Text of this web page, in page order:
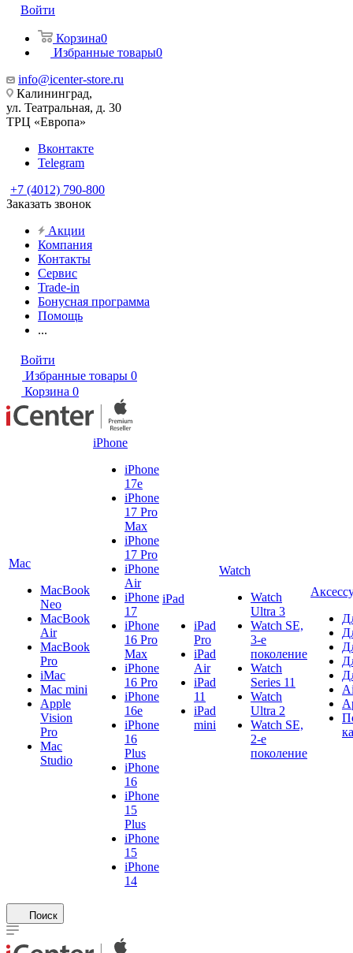
Войти
Корзина0
Избранные товары0
info@icenter-store.ru
Калининград,
ул. Театральная, д. 30
ТРЦ «Европа»
Вконтакте
Telegram
+7 (4012) 790-800
Заказать звонок
Акции
Компания
Контакты
Сервис
Trade-in
Бонусная программа
Помощь
...
Войти
Избранные товары 0
Корзина 0
Mac
MacBook
Neo
MacBook
Air
MacBook
Pro
iMac
Mac mini
Apple
Vision
Pro
Mac
Studio
iPhone
iPhone
17e
iPhone
17 Pro
Max
iPhone
17 Pro
iPhone
Air
iPhone
17
iPhone
16 Pro
Max
iPhone
16 Pro
iPhone
16e
iPhone
16
Plus
iPhone
16
iPhone
15
Plus
iPhone
15
iPhone
14
iPad
iPad
Pro
iPad
Air
iPad
11
iPad
mini
Watch
Watch
Ultra 3
Watch SE,
3-е
поколение
Watch
Series 11
Watch
Ultra 2
Watch SE,
2-е
поколение
Поиск